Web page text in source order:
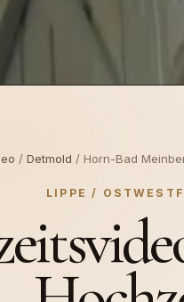
/ Detmold / Horn-Bad
LIPPE /